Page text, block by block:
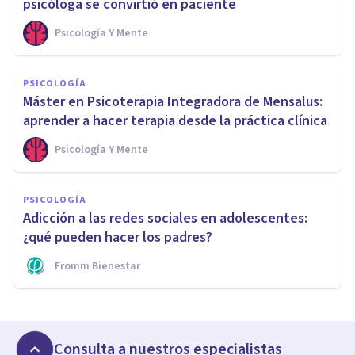
psicóloga se convirtió en paciente
Psicología Y Mente
PSICOLOGÍA
Máster en Psicoterapia Integradora de Mensalus:
aprender a hacer terapia desde la práctica clínica
Psicología Y Mente
PSICOLOGÍA
Adicción a las redes sociales en adolescentes:
¿qué pueden hacer los padres?
Fromm Bienestar
Consulta a nuestros especialistas